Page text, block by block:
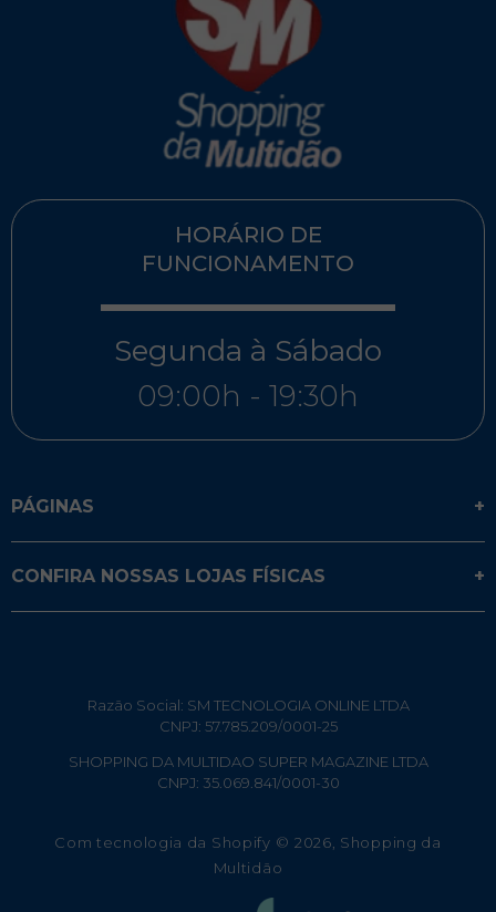
HORÁRIO DE
FUNCIONAMENTO
Segunda à Sábado
09:00h - 19:30h
PÁGINAS
CONFIRA NOSSAS LOJAS FÍSICAS
Razão Social: SM TECNOLOGIA ONLINE LTDA
CNPJ: 57.785.209/0001-25
SHOPPING DA MULTIDAO SUPER MAGAZINE LTDA
CNPJ: 35.069.841/0001-30
Com tecnologia da Shopify © 2026, Shopping da
Multidão